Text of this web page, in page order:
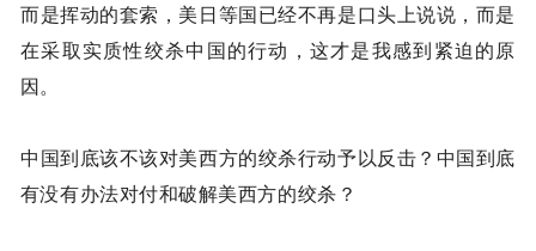
而是挥动的套索，美日等国已经不再是口头上说说，而是
在采取实质性绞杀中国的行动，这才是我感到紧迫的原
因。
中国到底该不该对美西方的绞杀行动予以反击？中国到底
有没有办法对付和破解美西方的绞杀？